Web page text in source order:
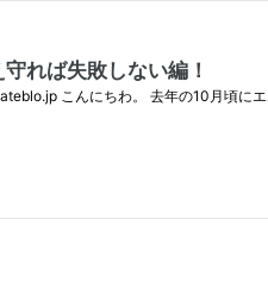
れば失敗しない編！
こんにちわ。 去年の10月頃に